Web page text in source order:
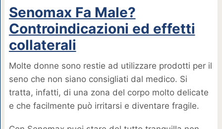
Senomax Fa Male?
Controindicazioni ed effetti
collaterali
Molte donne sono restie ad utilizzare prodotti per il
seno che non siano consigliati dal medico. Si
tratta, infatti, di una zona del corpo molto delicate
e che facilmente può irritarsi e diventare fragile.